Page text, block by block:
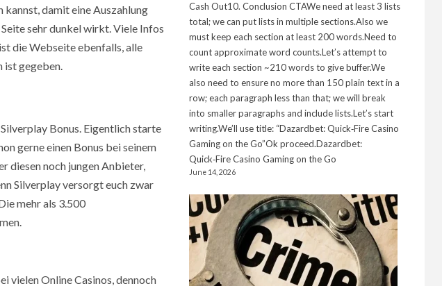
kannst, damit eine Auszahlung
sehr dunkel wirkt. Viele Infos
die Webseite ebenfalls, alle
ist gegeben.
Bonus. Eigentlich starte
gerne einen Bonus bei seinem
diesen noch jungen Anbieter,
Silverplay versorgt euch zwar
mehr als 3.500
vielen Online Casinos, dennoch
Cash Out10. Conclusion CTAWe need at least 3 lists
total; we can put lists in multiple sections.Also we
must keep each section at least 200 words.Need to
count approximate word counts.Let’s attempt to
write each section ~210 words to give buffer.We
also need to ensure no more than 150 plain text in a
row; each paragraph less than that; we will break
into smaller paragraphs and include lists.Let’s start
writing.We’ll use title: “Dazardbet: Quick‑Fire Casino
Gaming on the Go”Ok proceed.Dazardbet:
Quick‑Fire Casino Gaming on the Go
June 14, 2026